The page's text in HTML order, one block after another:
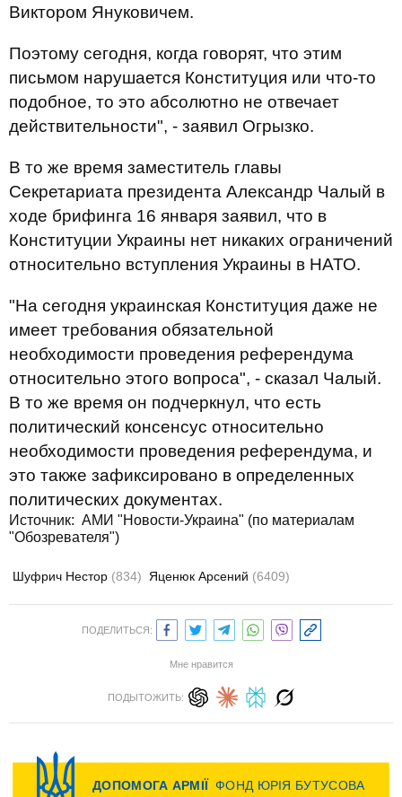
Виктором Януковичем.
Поэтому сегодня, когда говорят, что этим
письмом нарушается Конституция или что-то
подобное, то это абсолютно не отвечает
действительности", - заявил Огрызко.
В то же время заместитель главы
Секретариата президента Александр Чалый в
ходе брифинга 16 января заявил, что в
Конституции Украины нет никаких ограничений
относительно вступления Украины в НАТО.
"На сегодня украинская Конституция даже не
имеет требования обязательной
необходимости проведения референдума
относительно этого вопроса", - сказал Чалый.
В то же время он подчеркнул, что есть
политический консенсус относительно
необходимости проведения референдума, и
это также зафиксировано в определенных
политических документах.
Источник: АМИ "Новости-Украина" (по материалам
"Обозревателя")
Шуфрич Нестор (834) Яценюк Арсений (6409)
ПОДЕЛИТЬСЯ:
Мне нравится
ПОДЫТОЖИТЬ: